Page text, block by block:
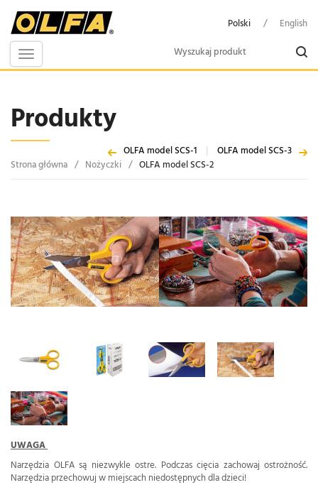
Polski / English
Toggle
navigation
Produkty
Strona główna / Nożyczki / OLFA model SCS-2
OLFA model SCS-1 | OLFA model SCS-3
UWAGA
Narzędzia OLFA są niezwykle ostre. Podczas cięcia zachowaj ostrożność.
Narzędzia przechowuj w miejscach niedostępnych dla dzieci!